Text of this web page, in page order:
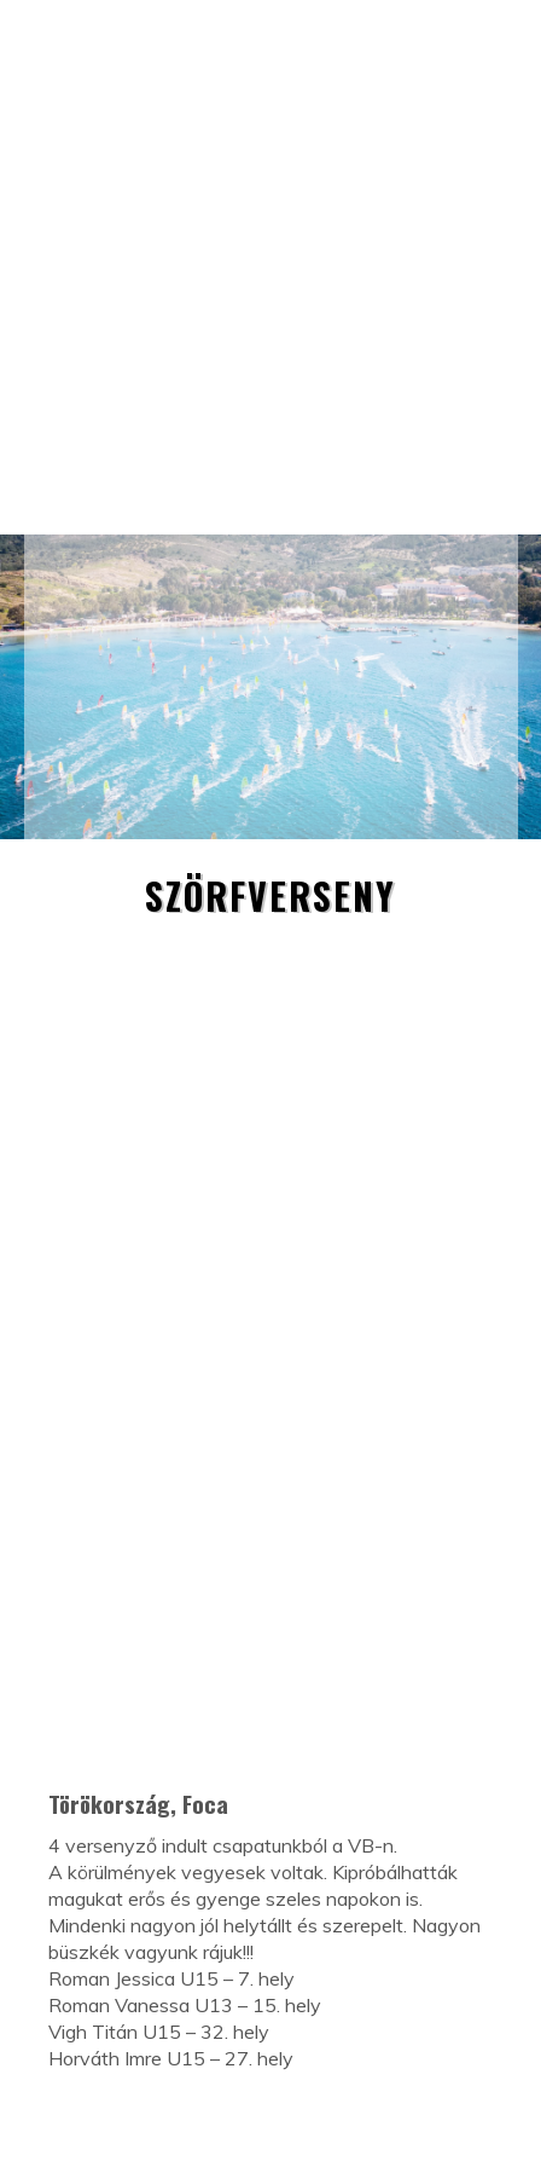
SZÖRFVERSENY
Törökország, Foca
4 versenyző indult csapatunkból a VB-n.
A körülmények vegyesek voltak. Kipróbálhatták
magukat erős és gyenge szeles napokon is.
Mindenki nagyon jól helytállt és szerepelt. Nagyon
büszkék vagyunk rájuk!!!
Roman Jessica U15 – 7. hely
Roman Vanessa U13 – 15. hely
Vigh Titán U15 – 32. hely
Horváth Imre U15 – 27. hely